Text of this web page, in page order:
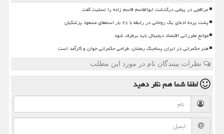
عراقچی در پیامی درگذشت ابوالقاسم قاسم زاده را تسلیت گفت
پشت پرده ادعای یک روحانی در رابطه با ۲۸ بار استعفای مسعود پزشکیان
موانع مقرراتی اقتصاد دیجیتال باید برطرف شود
هنر حکمرانی در ایران پساجنگ رمضان، طراحی حکمرانی جوان و کارآمد است
نظرات بینندگان نام در مورد این مطلب
لطفا شما همنظر دهید